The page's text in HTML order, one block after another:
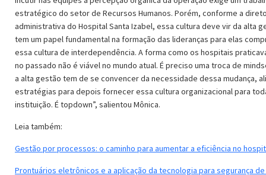
estratégico do setor de Recursos Humanos. Porém, conforme a
administrativa do Hospital Santa Izabel, essa cultura deve vir da alta
tem um papel fundamental na formação das lideranças para elas
essa cultura de interdependência. A forma como os hospitais
no passado não é viável no mundo atual. É preciso uma troca de
a alta gestão tem de se convencer da necessidade dessa mudança,
estratégias para depois fornecer essa cultura organizacional para
instituição. É topdown”, salientou Mônica.
Leia também:
Gestão por processos: o caminho para aumentar a eficiência no
Prontuários eletrônicos e a aplicação da tecnologia para segurança